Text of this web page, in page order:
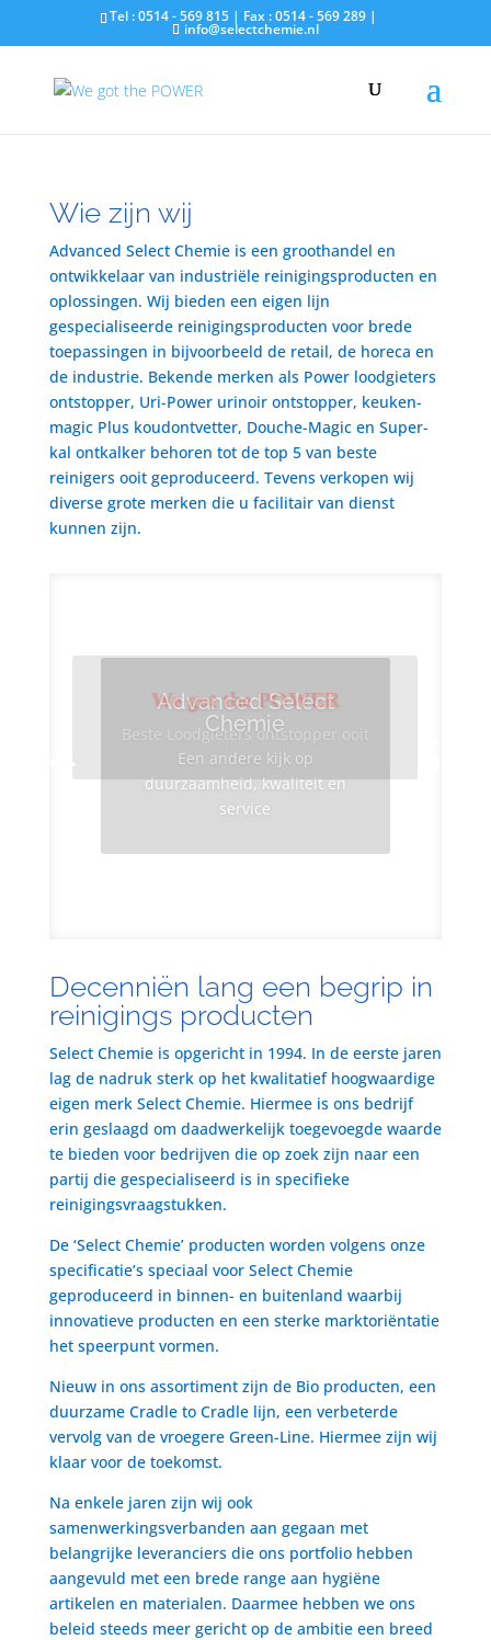
Tel : 0514 - 569 815 | Fax : 0514 - 569 289 |
info@selectchemie.nl
Wie zijn wij
Advanced Select Chemie is een groothandel en
ontwikkelaar van industriële reinigingsproducten en
oplossingen. Wij bieden een eigen lijn
gespecialiseerde reinigingsproducten voor brede
toepassingen in bijvoorbeeld de retail, de horeca en
de industrie. Bekende merken als Power loodgieters
ontstopper, Uri-Power urinoir ontstopper, keuken-
magic Plus koudontvetter, Douche-Magic en Super-
kal ontkalker behoren tot de top 5 van beste
reinigers ooit geproduceerd. Tevens verkopen wij
diverse grote merken die u facilitair van dienst
kunnen zijn.
Advanced Select
Chemie
Een andere kijk op
duurzaamheid, kwaliteit en
service
We got the POWER
Beste Loodgieters ontstopper ooit
Decenniën lang een begrip in
reinigings producten
Select Chemie is opgericht in 1994. In de eerste jaren
lag de nadruk sterk op het kwalitatief hoogwaardige
eigen merk Select Chemie. Hiermee is ons bedrijf
erin geslaagd om daadwerkelijk toegevoegde waarde
te bieden voor bedrijven die op zoek zijn naar een
partij die gespecialiseerd is in specifieke
reinigingsvraagstukken.
De ‘Select Chemie’ producten worden volgens onze
specificatie’s speciaal voor Select Chemie
geproduceerd in binnen- en buitenland waarbij
innovatieve producten en een sterke marktoriëntatie
het speerpunt vormen.
Nieuw in ons assortiment zijn de Bio producten, een
duurzame Cradle to Cradle lijn, een verbeterde
vervolg van de vroegere Green-Line. Hiermee zijn wij
klaar voor de toekomst.
Na enkele jaren zijn wij ook
samenwerkingsverbanden aan gegaan met
belangrijke leveranciers die ons portfolio hebben
aangevuld met een brede range aan hygiëne
artikelen en materialen. Daarmee hebben we ons
beleid steeds meer gericht op de ambitie een breed